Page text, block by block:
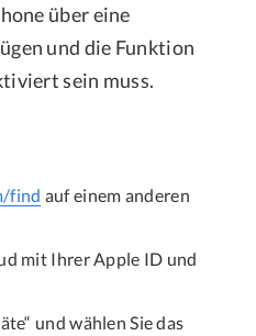
über eine
und die Funktion
sein muss.
find auf einem anderen
mit Ihrer Apple ID und
und wählen Sie das